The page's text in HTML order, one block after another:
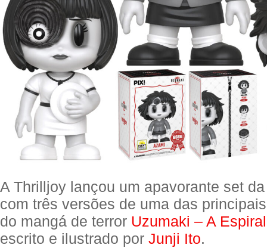
A Thrilljoy lançou um apavorante set
com três versões de uma das
do mangá de terror Uzumaki – A
escrito e ilustrado por Junji Ito.